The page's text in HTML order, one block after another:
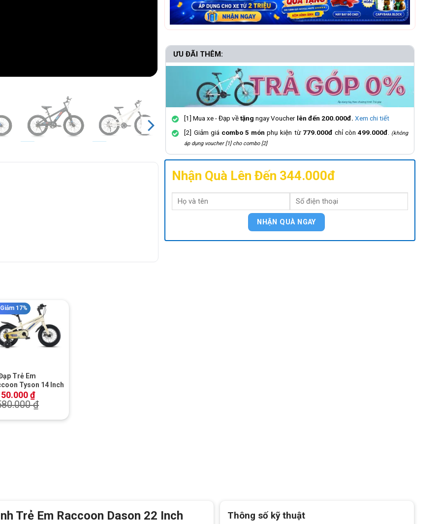
Giảm 17%
Trẻ Em
Tyson 14 Inch
₫
₫
ƯU ĐÃI THÊM:
[1] Mua xe - Đạp vềtặng ngay Voucher lên đến 200.000đ. Xem chi tiết
[2] Giảm giá combo 5 món phụ kiện từ 779.000đ chỉ còn499.000đ
(không
áp dụng voucher [1] cho combo [2]
Nhận Quà Lên Đến 344.000đ
Trẻ Em Raccoon Dason 22 Inch Thông số kỹ thuật